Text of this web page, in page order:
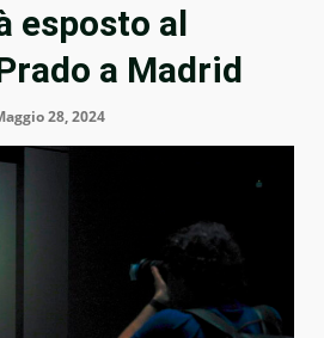
esposto al
a Madrid
28, 2024